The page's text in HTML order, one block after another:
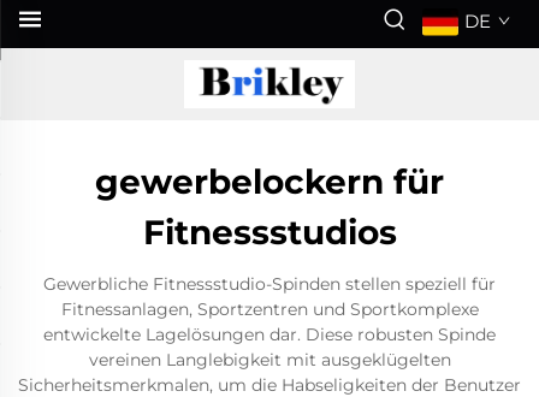
DE
gewerbelockern für
Fitnessstudios
Gewerbliche Fitnessstudio-Spinden stellen speziell für
Fitnessanlagen, Sportzentren und Sportkomplexe
entwickelte Lagelösungen dar. Diese robusten Spinde
vereinen Langlebigkeit mit ausgeklügelten
Sicherheitsmerkmalen, um die Habseligkeiten der Benutzer